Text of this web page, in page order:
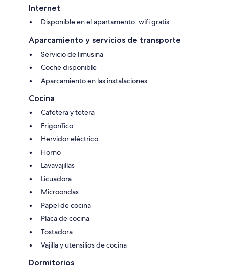
Internet
Disponible en el apartamento: wifi gratis
Aparcamiento y servicios de transporte
Servicio de limusina
Coche disponible
Aparcamiento en las instalaciones
Cocina
Cafetera y tetera
Frigorífico
Hervidor eléctrico
Horno
Lavavajillas
Licuadora
Microondas
Papel de cocina
Placa de cocina
Tostadora
Vajilla y utensilios de cocina
Dormitorios